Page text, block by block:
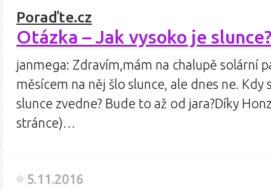
Poraďte.cz
Otázka – Jak vysoko je
janmega: Zdravím,mám na chalupě solární
měsícem na něj šlo slunce, ale dnes ne. Kdy
slunce zvedne? Bude to až od jara?Díky
stránce)…
5.11.2016